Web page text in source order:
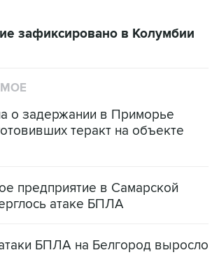
зафиксировано в Колумбии
о задержании в Приморье
теракт на объекте
предприятие в Самарской
атаке БПЛА
БПЛА на Белгород выросло